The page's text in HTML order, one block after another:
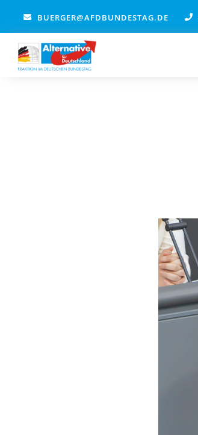
springen
BUERGER@AFDBUNDESTAG.DE